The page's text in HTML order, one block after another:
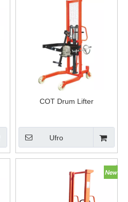
COT Drum Lifter
Ufro